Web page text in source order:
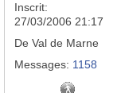
Inscrit:
27/03/2006 21:17
De Val de Marne
Messages: 1158